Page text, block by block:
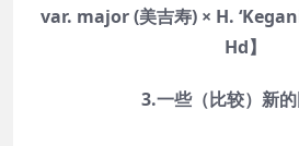
var. major (美吉寿) × H.
Hd】
3.一些（比较）新